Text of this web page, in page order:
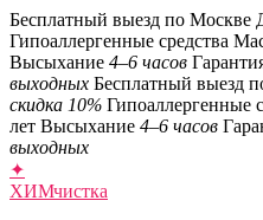
Бесплатный выезд по Москве
Гипоаллергенные средства
Высыхание 4–6 часов
выходных Бесплатный выезд
скидка 10% Гипоаллергенные
лет Высыхание 4–6 часов
выходных
✦
ХИМчистка